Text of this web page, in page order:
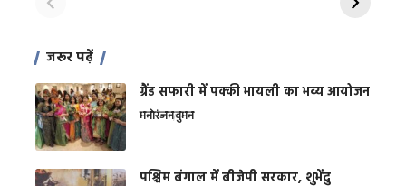
जरूर पढ़ें
ग्रैंड सफारी में पक्की भायली का भव्य आयोजन
मनोरंजनवुमन
पश्चिम बंगाल में बीजेपी सरकार, शुभेंदु